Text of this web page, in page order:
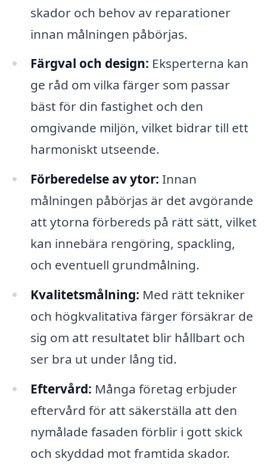
skador och behov av reparationer
innan målningen påbörjas.
Färgval och design: Eksperterna kan
ge råd om vilka färger som passar
bäst för din fastighet och den
omgivande miljön, vilket bidrar till ett
harmoniskt utseende.
Förberedelse av ytor: Innan
målningen påbörjas är det avgörande
att ytorna förbereds på rätt sätt, vilket
kan innebära rengöring, spackling,
och eventuell grundmålning.
Kvalitetsmålning: Med rätt tekniker
och högkvalitativa färger försäkrar de
sig om att resultatet blir hållbart och
ser bra ut under lång tid.
Eftervård: Många företag erbjuder
eftervård för att säkerställa att den
nymålade fasaden förblir i gott skick
och skyddad mot framtida skador.